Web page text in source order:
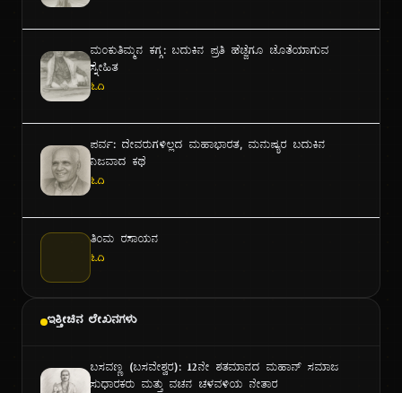
ಮಂಕುತಿಮ್ಮನ ಕಗ್ಗ: ಬದುಕಿನ ಪ್ರತಿ ಹೆಜ್ಜೆಗೂ ಜೊತೆಯಾಗುವ
ಸ್ನೇಹಿತ
ಓದಿ
ಪರ್ವ: ದೇವರುಗಳಿಲ್ಲದ ಮಹಾಭಾರತ, ಮನುಷ್ಯರ ಬದುಕಿನ
ನಿಜವಾದ ಕಥೆ
ಓದಿ
ತಿಂಮ ರಸಾಯನ
ಓದಿ
ಇತ್ತೀಚಿನ ಲೇಖನಗಳು
ಬಸವಣ್ಣ (ಬಸವೇಶ್ವರ): ೧೨ನೇ ಶತಮಾನದ ಮಹಾನ್ ಸಮಾಜ
ಸುಧಾರಕರು ಮತ್ತು ವಚನ ಚಳವಳಿಯ ನೇತಾರ